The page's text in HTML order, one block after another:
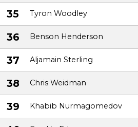
35
Tyron Woodley
36
Benson Henderson
37
Aljamain Sterling
38
Chris Weidman
39
Khabib Nurmagomedov